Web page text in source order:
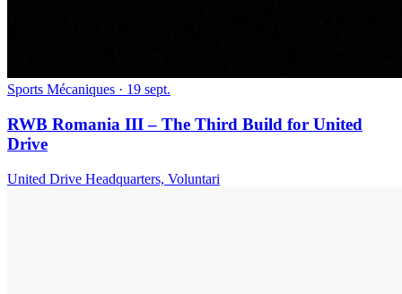
Sports Mécaniques · 19 sept.
RWB Romania III – The Third Build for United
Drive
United Drive Headquarters, Voluntari